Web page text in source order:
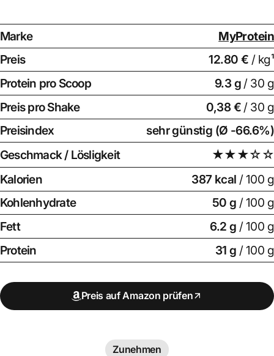
Marke
MyProtein
Preis
12.80 € / kg¹
Protein pro Scoop
9.3g / 30 g
Preis pro Shake
0,38 € / 30 g
Preisindex
sehr günstig (Ø -66.6%)
Geschmack / Lösligkeit
★★★☆☆
Kalorien
387 kcal / 100 g
Kohlenhydrate
50 g / 100 g
Fett
6.2 g / 100 g
Protein
31 g / 100 g
Preis auf Amazon prüfen
Zunehmen